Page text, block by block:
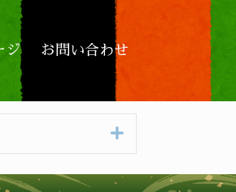
ジ お問い合わせ
Expand